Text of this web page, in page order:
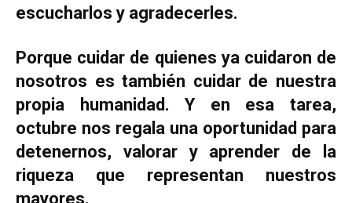
escucharlos y agradecerles.
Porque cuidar de quienes ya cuidaron de
nosotros es también cuidar de nuestra
propia humanidad. Y en esa tarea,
octubre nos regala una oportunidad para
detenernos, valorar y aprender de la
riqueza que representan nuestros
mayores.